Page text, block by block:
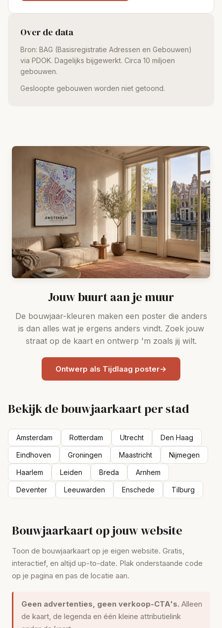
Over de data
Bron: BAG (Basisregistratie Adressen en Gebouwen)
via PDOK. Dagelijks bijgewerkt. Circa 10 miljoen
gebouwen.
Gesloopte gebouwen worden niet getoond.
Jouw buurt aan je muur
De bouwjaar-kleuren maken een poster die anders
is dan alles wat je ergens anders vindt. Zoek jouw
straat op de kaart en ontwerp 'm zoals jij wilt.
Ontwerp als Tijdlaag poster→
Bekijk de bouwjaarkaart per stad
Amsterdam Rotterdam Utrecht Den Haag
Eindhoven Groningen Maastricht Nijmegen
Haarlem Leiden Breda Arnhem
Deventer Leeuwarden Enschede Tilburg
Bouwjaarkaart op jouw website
Toon de bouwjaarkaart op je eigen website. Gratis,
interactief, en altijd up-to-date. Plak onderstaande code
op je pagina en pas de locatie aan.
Geen advertenties, geen verkoop-CTA's. Alleen
de kaart, de legenda en één kleine attributielink